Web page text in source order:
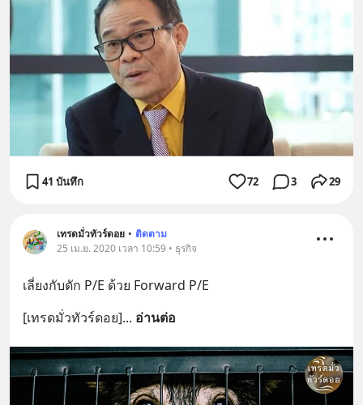
41 บันทึก 72 3 29
เทรดมั่วทัวร์ดอย • ติดตาม
25 เม.ย. 2020 เวลา 10:59 • ธุรกิจ
เลี่ยงกับดัก P/E ด้วย Forward P/E
[เทรดมั่วทัวร์ดอย]... อ่านต่อ